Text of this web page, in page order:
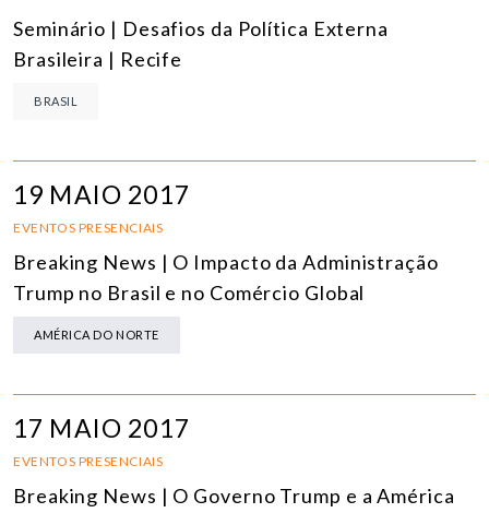
Seminário | Desafios da Política Externa
Brasileira | Recife
BRASIL
19 MAIO 2017
EVENTOS PRESENCIAIS
Breaking News | O Impacto da Administração
Trump no Brasil e no Comércio Global
AMÉRICA DO NORTE
17 MAIO 2017
EVENTOS PRESENCIAIS
Breaking News | O Governo Trump e a América